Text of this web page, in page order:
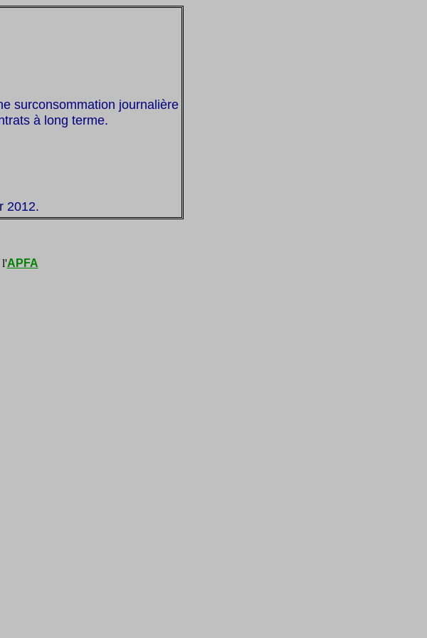
surconsommation journalière
à long terme.
2012.
l'APFA